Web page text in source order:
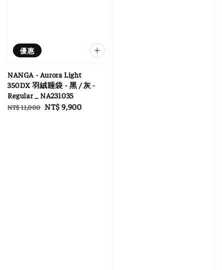
優惠
NANGA - Aurora Light
350DX 羽絨睡袋 - 黑 / 灰 -
Regular _ NA231035
Regular
NT$ 11,000 Sale
NT$ 9,900